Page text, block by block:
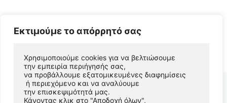
Εκτιμούμε το απόρρητό σας
Χρησιμοποιούμε cookies για να βελτιώσουμε
την εμπειρία περιήγησής σας,
να προβάλλουμε εξατομικευμένες διαφημίσεις
ή περιεχόμενο και να αναλύουμε
την επισκεψιμότητά μας.
Κάνοντας κλικ στο "Αποδοχή όλων",
• Φτιαγμένο μεGeneratePress